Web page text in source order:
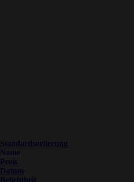
Standardsortierung
Name
Preis
Datum
Beliebtheit